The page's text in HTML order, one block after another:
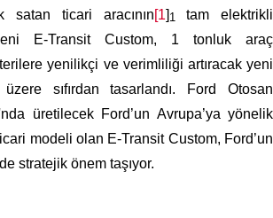
satan ticari aracının[1] 1 tam elektrikli
E-Transit Custom, 1 tonluk araç
yenilikçi ve verimliliği artıracak yeni
sıfırdan tasarlandı. Ford Otosan
üretilecek Ford’un Avrupa’ya yönelik
modeli olan E-Transit Custom, Ford’un
stratejik önem taşıyor.